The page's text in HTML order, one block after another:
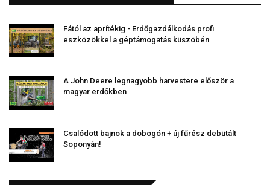
Fától az aprítékig - Erdőgazdálkodás profi
eszközökkel a géptámogatás küszöbén
A John Deere legnagyobb harvestere először a
magyar erdőkben
Csalódott bajnok a dobogón + új fűrész debütált
Soponyán!